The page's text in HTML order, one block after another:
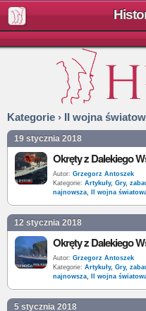
Kategorie › II wojna
19 stycznia 2018
Autor: Grzegorz Antoszek
Kategorie: Artykuły, Gry,
najnowsza, II wojna
12 stycznia 2018
Autor: Grzegorz Antoszek
Kategorie: Artykuły, Gry,
najnowsza, II wojna
5 stycznia 2018